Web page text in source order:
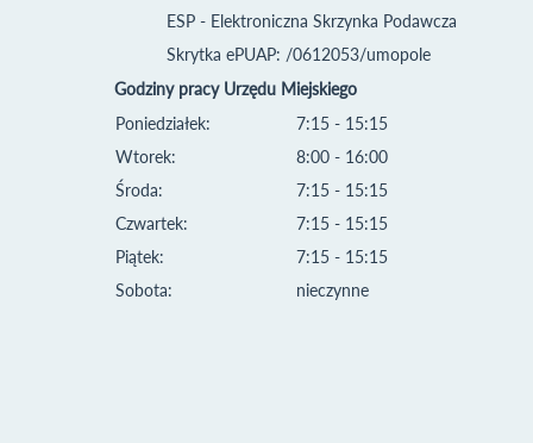
ESP - Elektroniczna Skrzynka Podawcza
Skrytka ePUAP: /0612053/umopole
Godziny pracy Urzędu Miejskiego
Poniedziałek:
Wtorek:
Środa:
Czwartek:
Piątek:
Sobota:
7:15 - 15:15
8:00 - 16:00
7:15 - 15:15
7:15 - 15:15
7:15 - 15:15
nieczynne